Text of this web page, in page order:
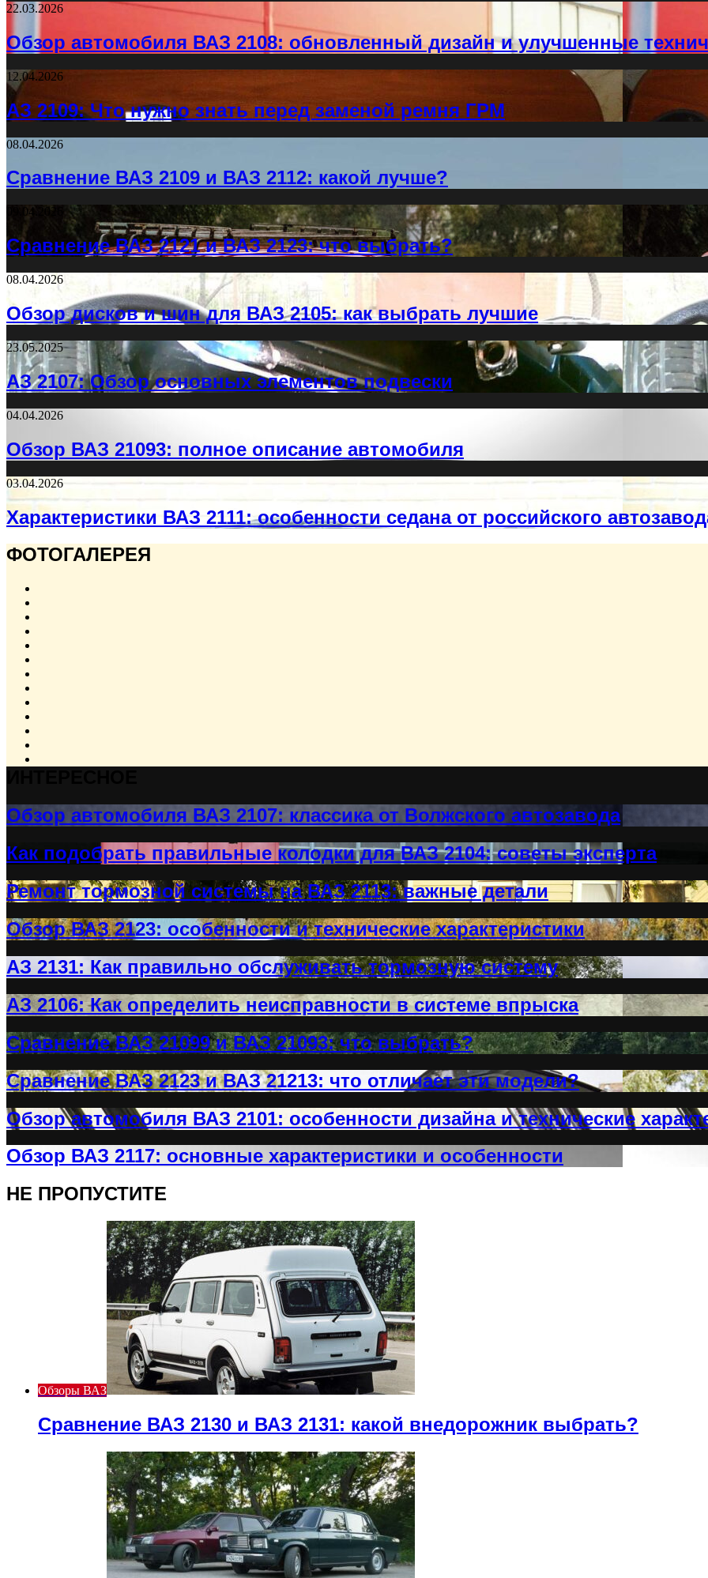
22.03.2026
Обзор автомобиля ВАЗ 2108: обновленный дизайн и улучшенные
12.04.2026
АЗ 2109: Что нужно знать перед заменой ремня ГРМ
08.04.2026
Сравнение ВАЗ 2109 и ВАЗ 2112: какой лучше?
09.04.2026
Сравнение ВАЗ 2121 и ВАЗ 2123: что выбрать?
08.04.2026
Обзор дисков и шин для ВАЗ 2105: как выбрать лучшие
23.05.2025
АЗ 2107: Обзор основных элементов подвески
04.04.2026
Обзор ВАЗ 21093: полное описание автомобиля
03.04.2026
Характеристики ВАЗ 2111: особенности седана от российского
ФОТОГАЛЕРЕЯ
Обзор автомобиля ВАЗ 2107: классика от Волжского автозавода
Как подобрать правильные колодки для ВАЗ 2104: советы эксперта
Ремонт тормозной системы на ВАЗ 2113: важные детали
Обзор ВАЗ 2123: особенности и технические характеристики
АЗ 2131: Как правильно обслуживать тормозную систему
АЗ 2106: Как определить неисправности в системе впрыска
Сравнение ВАЗ 21099 и ВАЗ 21093: что выбрать?
Сравнение ВАЗ 2123 и ВАЗ 21213: что отличает эти модели?
Обзор автомобиля ВАЗ 2101: особенности дизайна и технические
Обзор ВАЗ 2117: основные характеристики и особенности
НЕ ПРОПУСТИТЕ
Обзоры ВАЗ
Сравнение ВАЗ 2130 и ВАЗ 2131: какой внедорожник выбрать?